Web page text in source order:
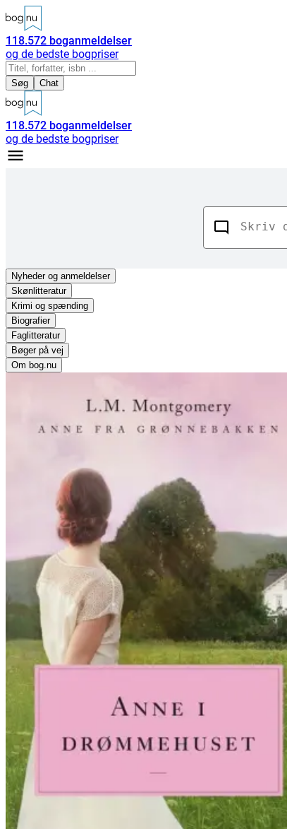
118.572 boganmeldelser
og de bedste bogpriser
Søg Chat
118.572 boganmeldelser
og de bedste bogpriser
Nyhederog anmeldelser
Skønlitteratur
Krimi og spænding
Biografier
Faglitteratur
Bøger på vej
Om bog.nu